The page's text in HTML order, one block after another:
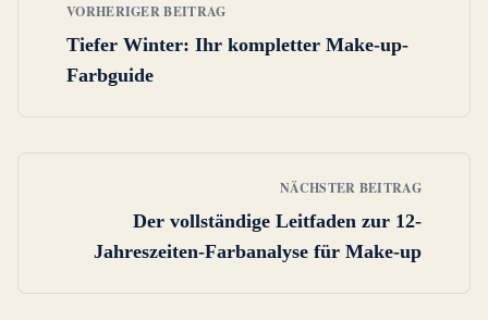
VORHERIGER BEITRAG
Tiefer Winter: Ihr kompletter Make-up-
Farbguide
NÄCHSTER BEITRAG
Der vollständige Leitfaden zur 12-
Jahreszeiten-Farbanalyse für Make-up